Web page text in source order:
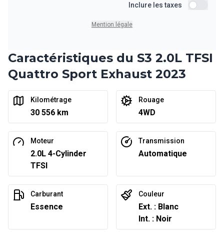
306 $/Sem.
Financement sur 24 mois
Financement sur 24 mois
À partir de :
444$/Sem.
Inclure les taxes
Inclure
Mention légale
Caractéristiques du S3 2.0L TFSI
Quattro Sport Exhaust 2023
Kilométrage
30 556 km
Rouage
4WD
Moteur
2.0L 4-Cylinder
TFSI
Transmission
Automatique
Carburant
Essence
Couleur
Ext. : Blanc
Int. : Noir